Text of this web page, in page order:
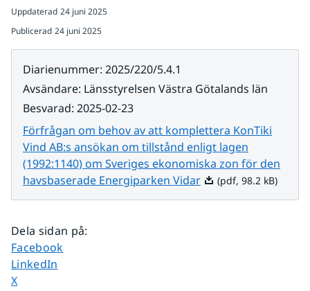
Uppdaterad 24 juni 2025
Publicerad 24 juni 2025
Diarienummer: 2025/220/5.4.1
Avsändare: Länsstyrelsen Västra Götalands län
Besvarad: 2025-02-23
Förfrågan om behov av att komplettera KonTiki
Vind AB:s ansökan om tillstånd enligt lagen
(1992:1140) om Sveriges ekonomiska zon för den
havsbaserade Energiparken VidarPdf, 98.2 kB.
(pdf, 98.2 kB)
Dela sidan på:
Dela sidan på
Facebook
Dela sidan på
LinkedIn
Dela sidan på
X